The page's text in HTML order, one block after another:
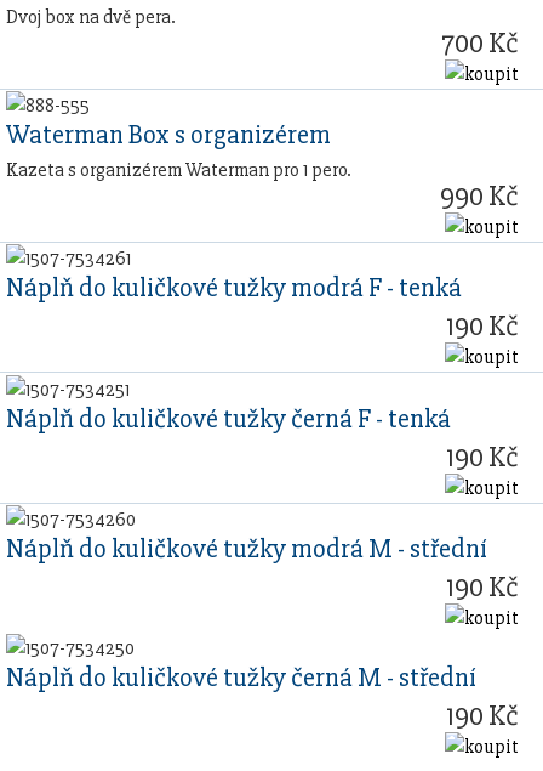
Dvoj box na dvě pera.
700 Kč
Waterman Box s organizérem
Kazeta s organizérem Waterman pro 1 pero.
990 Kč
Náplň do kuličkové tužky modrá F - tenká
190 Kč
Náplň do kuličkové tužky černá F - tenká
190 Kč
Náplň do kuličkové tužky modrá M - střední
190 Kč
Náplň do kuličkové tužky černá M - střední
190 Kč